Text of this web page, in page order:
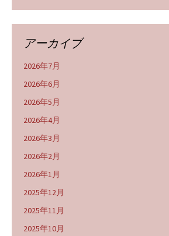
アーカイブ
2026年7月
2026年6月
2026年5月
2026年4月
2026年3月
2026年2月
2026年1月
2025年12月
2025年11月
2025年10月